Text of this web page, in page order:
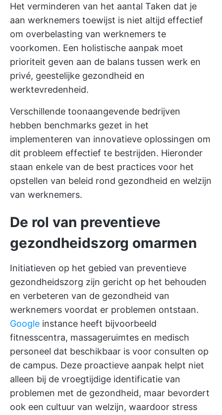
Het verminderen van het aantal Taken dat je
aan werknemers toewijst is niet altijd effectief
om overbelasting van werknemers te
voorkomen. Een holistische aanpak moet
prioriteit geven aan de balans tussen werk en
privé, geestelijke gezondheid en
werktevredenheid.
Verschillende toonaangevende bedrijven
hebben benchmarks gezet in het
implementeren van innovatieve oplossingen om
dit probleem effectief te bestrijden. Hieronder
staan enkele van de best practices voor het
opstellen van beleid rond gezondheid en welzijn
van werknemers.
De rol van preventieve
gezondheidszorg omarmen
Initiatieven op het gebied van preventieve
gezondheidszorg zijn gericht op het behouden
en verbeteren van de gezondheid van
werknemers voordat er problemen ontstaan.
Google instance heeft bijvoorbeeld
fitnesscentra, massageruimtes en medisch
personeel dat beschikbaar is voor consulten op
de campus. Deze proactieve aanpak helpt niet
alleen bij de vroegtijdige identificatie van
problemen met de gezondheid, maar bevordert
ook een cultuur van welzijn, waardoor stress